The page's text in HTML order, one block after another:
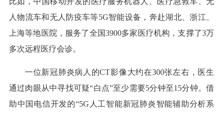
人物流车和无人防疫车等5G智能设备，奔赴湖北、浙江、
上海等地医院，服务了全国3900多家医疗机构，支撑了3万
多次远程医疗会诊。
一位新冠肺炎病人的CT影像大约在300张左右，医生
通过肉眼从中寻找可疑“白点”至少需要5分钟至15分钟。借
助中国电信开发的“5G人工智能新冠肺炎智能辅助分析系